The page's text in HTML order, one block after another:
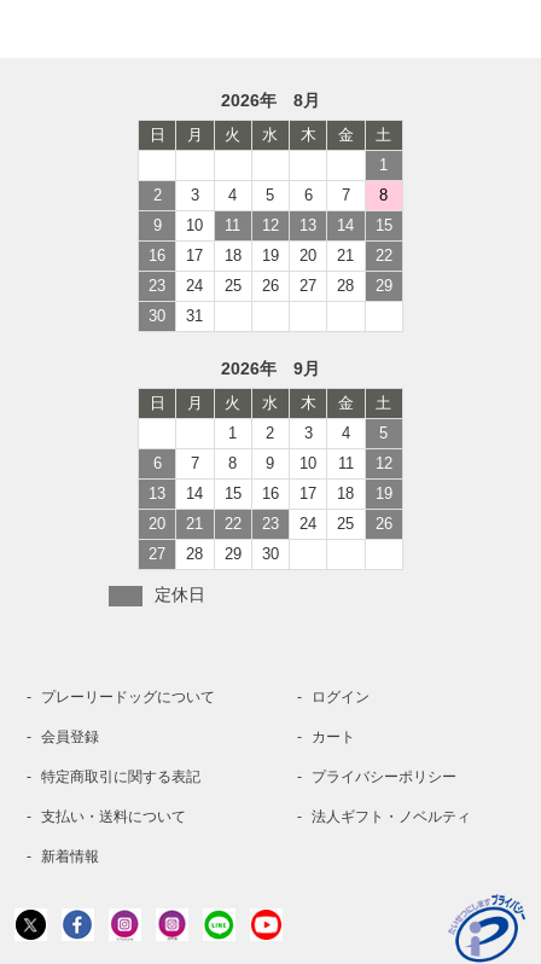
2026年 8月
日 月 火 水 木 金
土
1
2
3 4 5 6 7
8
9
10 11 12 13 14
15
16
17 18 19 20 21
22
23
24 25 26 27 28
29
30
31
2026年 9月
日 月 火 水 木 金
土
1
2 3 4
5
6
7 8 9 10 11
12
13
14 15 16 17 18
19
20
21 22 23 24 25
26
27
28 29 30
定休日
プレーリードッグについて ログイン
会員登録 カート
特定商取引に関する表記 プライバシーポリシー
支払い・送料について 法人ギフト・ノベルティ
新着情報